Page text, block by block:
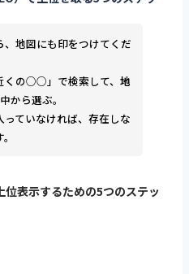
、地図にも印をつけてくだ
くの○○」で検索して、 地
から選ぶ。
っていなければ、存在しな
表示するための5つのステッ